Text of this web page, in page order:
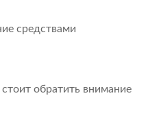
средствами
обратить внимание